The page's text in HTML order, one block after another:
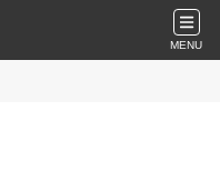
MENU